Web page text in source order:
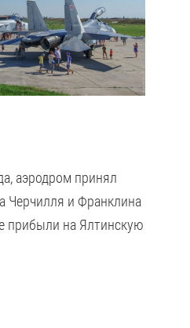
аэродром принял
Черчилля и Франклина
прибыли на Ялтинскую